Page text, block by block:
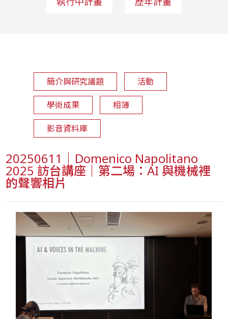
簡介與研究議題 活動
學術成果 相簿
影音資料庫
20250611｜Domenico Napolitano
2025 訪台講座｜第二場：AI 與機械裡
的聲響相片